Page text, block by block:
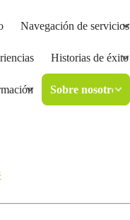
Navegación de servicios
Historias de éxito
Sobre nosotros